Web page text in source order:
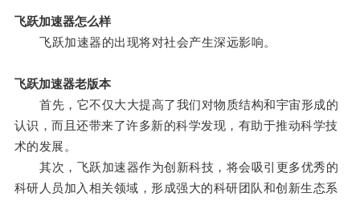
飞跃加速器怎么样
飞跃加速器的出现将对社会产生深远影响。
飞跃加速器老版本
首先，它不仅大大提高了我们对物质结构和宇宙形成的
认识，而且还带来了许多新的科学发现，有助于推动科学技
术的发展。
其次，飞跃加速器作为创新科技，将会吸引更多优秀的
科研人员加入相关领域，形成强大的科研团队和创新生态系